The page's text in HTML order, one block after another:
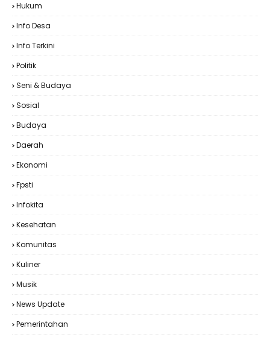
Hukum
Info Desa
Info Terkini
Politik
Seni & Budaya
Sosial
Budaya
Daerah
Ekonomi
Fpsti
Infokita
Kesehatan
Komunitas
Kuliner
Musik
News Update
Pemerintahan